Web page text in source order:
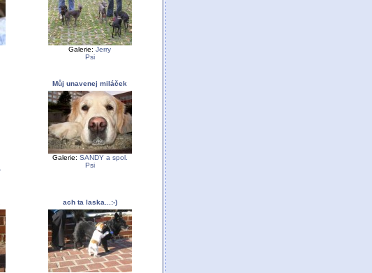
Galerie: Jerry
Psi
Můj unavenej miláček
Galerie: SANDY a spol.
Psi
ach ta laska...:-)